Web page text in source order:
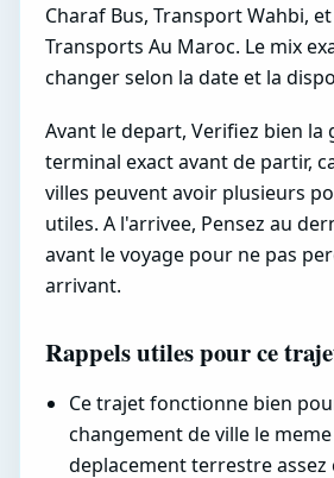
Charaf Bus, Transport Wahbi,
Transports Au Maroc. Le mix
changer selon la date et la
Avant le depart, Verifiez bien la
terminal exact avant de partir,
villes peuvent avoir plusieurs
utiles. A l'arrivee, Pensez au
avant le voyage pour ne pas
arrivant.
Rappels utiles pour ce
Ce trajet fonctionne bien
changement de ville le
deplacement terrestre assez